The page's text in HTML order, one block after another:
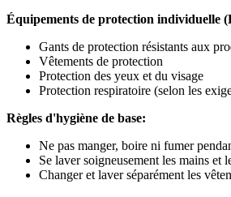
Équipements de protection individuelle
Gants de protection résistants aux
Vêtements de protection
Protection des yeux et du visage
Protection respiratoire (selon les
Règles d'hygiène de base:
Ne pas manger, boire ni fumer
Se laver soigneusement les mains et
Changer et laver séparément les